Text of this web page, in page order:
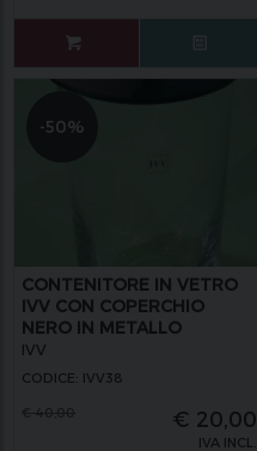
-50%
CONTENITORE IN VETRO
IVV CON COPERCHIO
NERO IN METALLO
IVV
CODICE: IVV38
€ 20,00
IVA INCL.